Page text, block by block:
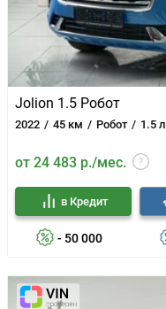
Jolion 1.5 Робот
2022 45 км Робот 1.5 л
от 24 483 р./мес.
- 50 000
в Кредит